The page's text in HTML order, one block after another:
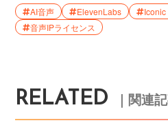
AI音声 ElevenLabs
音声IPライセンス
RELATED ｜関連